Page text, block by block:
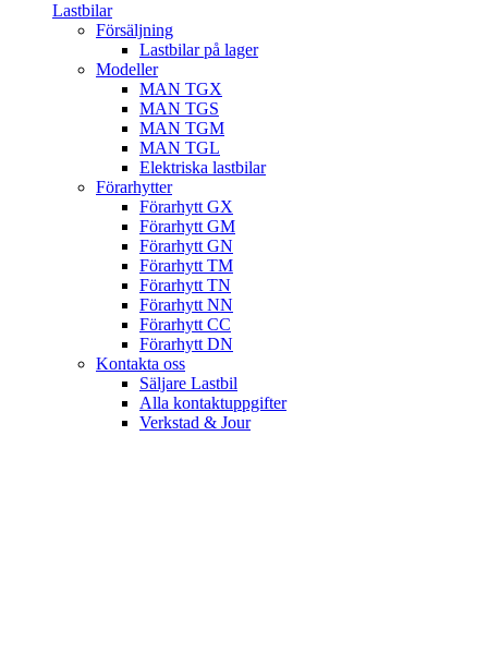
Lastbilar
Försäljning
Lastbilar på lager
Modeller
MAN TGX
MAN TGS
MAN TGM
MAN TGL
Elektriska lastbilar
Förarhytter
Förarhytt GX
Förarhytt GM
Förarhytt GN
Förarhytt TM
Förarhytt TN
Förarhytt NN
Förarhytt CC
Förarhytt DN
Kontakta oss
Säljare Lastbil
Alla kontaktuppgifter
Verkstad & Jour